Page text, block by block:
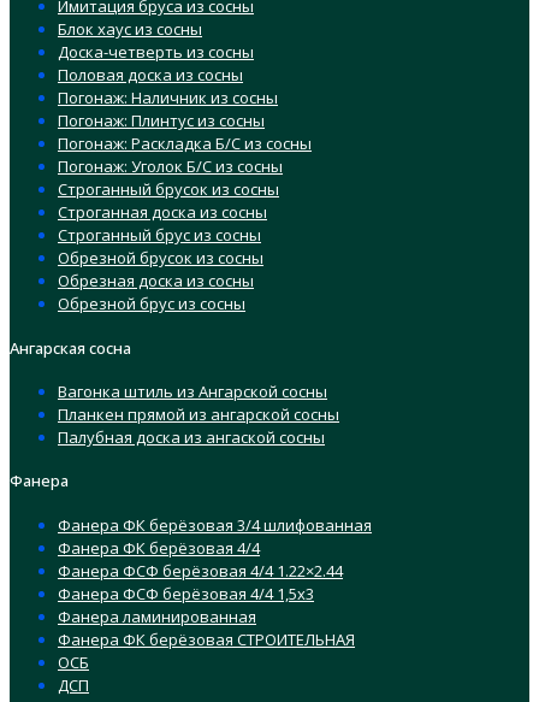
Имитация бруса из сосны
Блок хаус из сосны
Доска-четверть из сосны
Половая доска из сосны
Погонаж: Наличник из сосны
Погонаж: Плинтус из сосны
Погонаж: Раскладка Б/С из сосны
Погонаж: Уголок Б/С из сосны
Строганный брусок из сосны
Строганная доска из сосны
Строганный брус из сосны
Обрезной брусок из сосны
Обрезная доска из сосны
Обрезной брус из сосны
Ангарская сосна
Вагонка штиль из Ангарской сосны
Планкен прямой из ангарской сосны
Палубная доска из ангаской сосны
Фанера
Фанера ФК берёзовая 3/4 шлифованная
Фанера ФК берёзовая 4/4
Фанера ФСФ берёзовая 4/4 1.22×2.44
Фанера ФСФ берёзовая 4/4 1,5х3
Фанера ламинированная
Фанера ФК берёзовая СТРОИТЕЛЬНАЯ
ОСБ
ДСП